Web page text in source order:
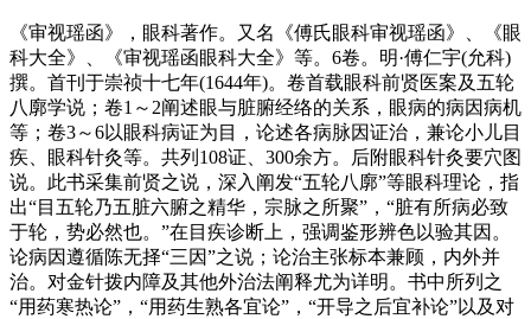
《审视瑶函》，眼科著作。又名《傅氏眼科审视瑶函》、《眼
科大全》、《审视瑶函眼科大全》等。6卷。明·傅仁宇(允科)
撰。首刊于崇祯十七年(1644年)。卷首载眼科前贤医案及五轮
八廓学说；卷1～2阐述眼与脏腑经络的关系，眼病的病因病机
等；卷3～6以眼科病证为目，论述各病脉因证治，兼论小儿目
疾、眼科针灸等。共列108证、300余方。后附眼科针灸要穴图
说。此书采集前贤之说，深入阐发“五轮八廓”等眼科理论，指
出“目五轮乃五脏六腑之精华，宗脉之所聚”，“脏有所病必致
于轮，势必然也。”在目疾诊断上，强调鉴形辨色以验其因。
论病因遵循陈无择“三因”之说；论治主张标本兼顾，内外并
治。对金针拨内障及其他外治法阐释尤为详明。书中所列之
“用药寒热论”，“用药生熟各宜论”，“开导之后宜补论”以及对